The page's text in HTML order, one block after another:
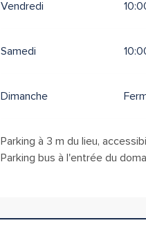
Vendredi
Samedi
Dimanche
Parking à 3 m du lieu,
Parking bus à l'entrée du